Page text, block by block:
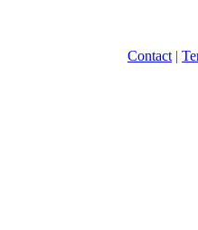
Contact |